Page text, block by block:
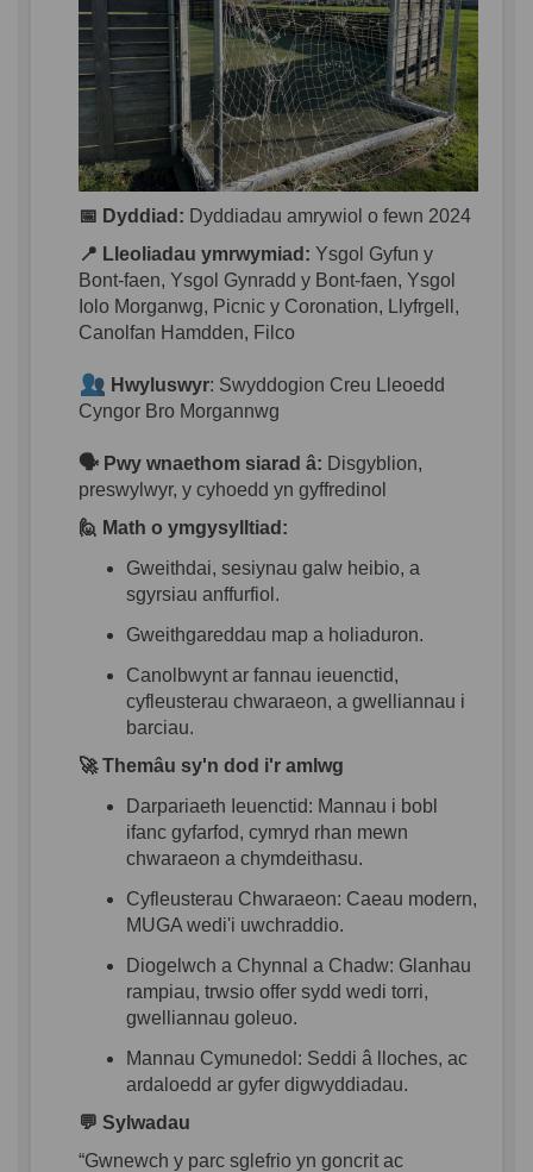
📅 Dyddiad : Dyddiadau amrywiol o fewn 2024
📍 Lleoliadau ymrwymiad : Ysgol Gyfun y
Bont-faen, Ysgol Gynradd y Bont-faen, Ysgol
Iolo Morganwg, Picnic y Coronation, Llyfrgell ,
Canolfan Hamdden, Filco
Hwyluswyr: Swyddogion Creu Lleoedd
Cyngor Bro Morgannwg
🗣️ Pwy wnaethom siarad â: Disgyblion,
preswylwyr, y cyhoedd yn gyffredinol
🙋 Math o ymgysylltiad :
Gweithdai, sesiynau galw heibio, a
sgyrsiau anffurfiol .
Gweithgareddau map a holiaduron.
Canolbwynt ar fannau ieuenctid,
cyfleusterau chwaraeon, a gwelliannau i
barciau.
🚀Themâu sy'n dod i'r amlwg
Darpariaeth Ieuenctid: Mannau i bobl
ifanc gyfarfod, cymryd rhan mewn
chwaraeon a chymdeithasu.
Cyfleusterau Chwaraeon: Caeau modern,
MUGA wedi'i uwchraddio.
Diogelwch a Chynnal a Chadw: Glanhau
rampiau, trwsio offer sydd wedi torri,
gwell iannau goleuo.
Mannau Cymunedol : Seddi â lloches, ac
ardaloedd ar gyfer digwyddiadau.
💬 Sylwadau
“Gwnewch y parc sglefrio yn goncrit ac